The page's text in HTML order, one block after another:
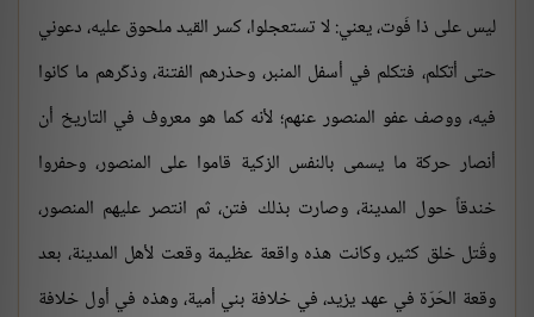
ليس على ذا فَوت، يعني: لا تستعجلوا، كسر القيد ملحوق عليه، دعوني
حتى أتكلم، فتكلم في أسفل المنبر، وحذرهم الفتنة، وذكّرهم ما كانوا
فيه، ووصف عفو المنصور عنهم؛ لأنه كما هو معروف في التاريخ أن
أنصار حركة ما يسمى بالنفس الزكية قاموا على المنصور، وحفروا
خندقاً حول المدينة، وصارت بذلك فتن، ثم انتصر عليهم المنصور،
وقُتل خلق كثير، وكانت هذه واقعة عظيمة وقعت لأهل المدينة، بعد
وقعة الحَرّة في عهد يزيد، في خلافة بني أمية، وهذه في أول خلافة